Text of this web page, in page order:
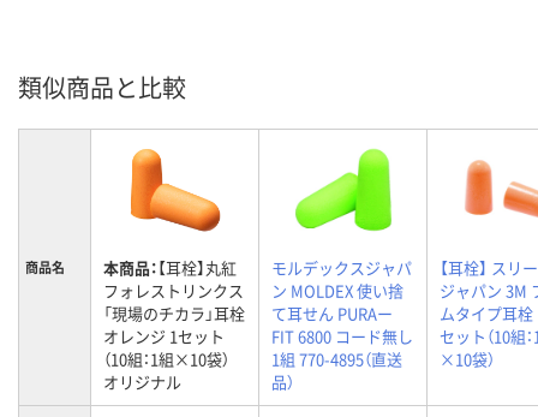
類似商品と比較
商品名 本商品：【耳栓】丸紅
フォレストリンクス
「現場のチカラ」耳栓
オレンジ 1セット
（10組：1組×10袋）
オリジナル
モルデックスジャパ
ン MOLDEX 使い捨
て耳せん PURAー
FIT 6800 コード無し
1組 770-4895（直送
品）
【耳栓】 スリ
ジャパン 3M
ムタイプ耳栓
セット（10組
×10袋）